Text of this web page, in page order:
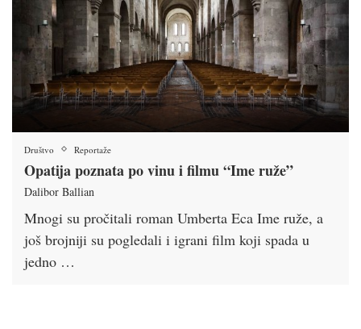
Društvo Reportaže
Opatija poznata po vinu i filmu “Ime ruže”
Dalibor Ballian
Mnogi su pročitali roman Umberta Eca Ime ruže, a
još brojniji su pogledali i igrani film koji spada u
jedno …